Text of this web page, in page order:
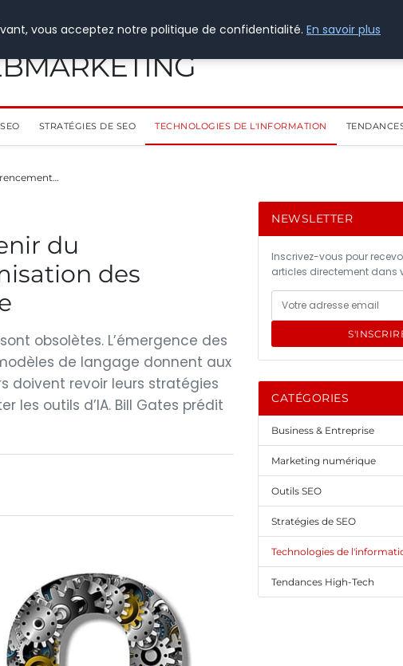
STRATÉGIES DE SEO TECHNOLOGIES DE L'INFORMATION
du
des
obsolètes. L’émergence des
de langage donnent aux
doivent revoir leurs stratégies
les outils d’IA. Bill Gates prédit
NEWSLETTER
Inscrivez-vous pour
articles directement dans
CATÉGORIES
Business & Entreprise
Marketing numérique
Outils SEO
Stratégies de SEO
Technologies de
Tendances High-Tech
vous acceptez notre politique de confidentialité. En savoir plus